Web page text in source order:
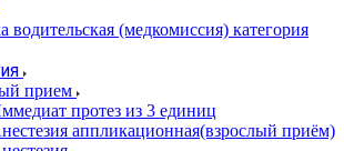
водительская (медкомиссия) категория
прием
протез из 3 единиц
аппликационная(взрослый приём)